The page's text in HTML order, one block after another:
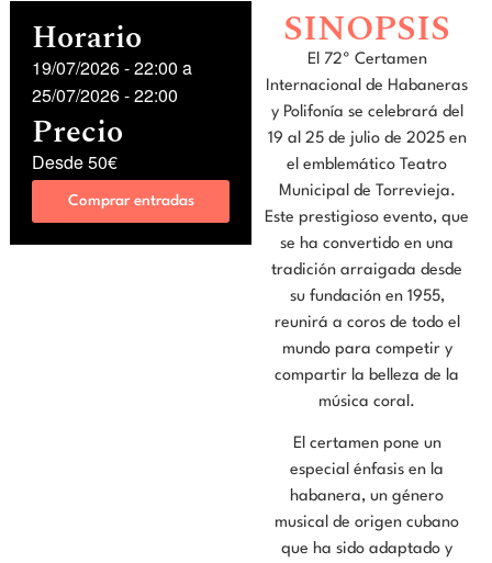
Horario
19/07/2026-22:00 a
25/07/2026-22:00
Precio
Desde 50€
Comprar entradas
SINOPSIS
El 72º Certamen
Internacional de Habaneras
y Polifonía se celebrará del
19 al 25 de julio de 2025 en
el emblemático Teatro
Municipal de Torrevieja.
Este prestigioso evento, que
se ha convertido en una
tradición arraigada desde
su fundación en 1955,
reunirá a coros de todo el
mundo para competir y
compartir la belleza de la
música coral.
El certamen pone un
especial énfasis en la
habanera, un género
musical de origen cubano
que ha sido adaptado y